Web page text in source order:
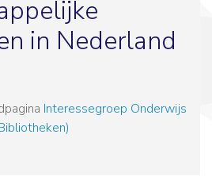
in Nederland
Interessegroep Onderwijs